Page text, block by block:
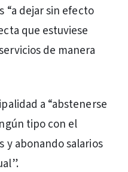
“a dejar sin efecto
que estuviese
de manera
a “abstenerse
tipo con el
y abonando salarios